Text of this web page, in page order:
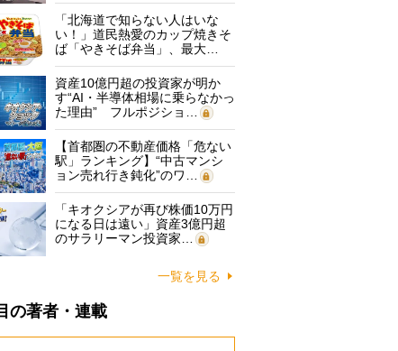
「北海道で知らない人はいな
い！」道民熱愛のカップ焼きそ
ば「やきそば弁当」、最大…
資産10億円超の投資家が明か
す“AI・半導体相場に乗らなかっ
た理由” フルポジショ…
【首都圏の不動産価格「危ない
駅」ランキング】“中古マンシ
ョン売れ行き鈍化”のワ…
「キオクシアが再び株価10万円
になる日は遠い」資産3億円超
のサラリーマン投資家…
一覧を見る
の著者・連載